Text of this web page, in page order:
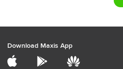
Download Maxis App